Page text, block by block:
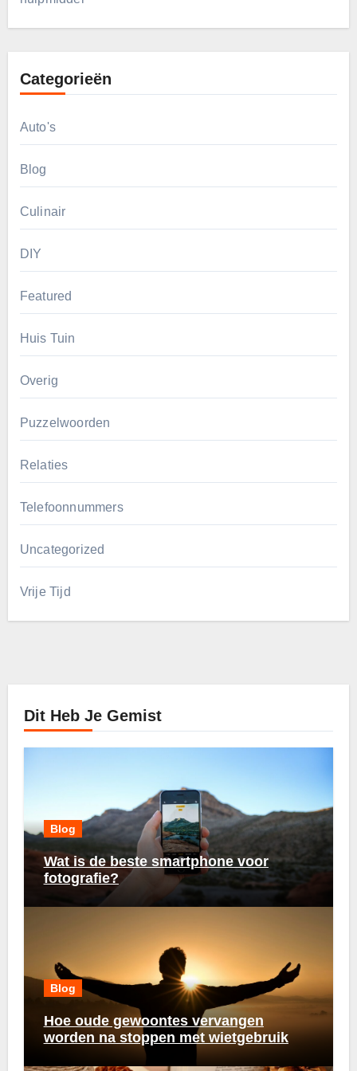
Categorieën
Auto's
Blog
Culinair
DIY
Featured
Huis Tuin
Overig
Puzzelwoorden
Relaties
Telefoonnummers
Uncategorized
Vrije Tijd
Dit Heb Je Gemist
Blog
Wat is de beste smartphone voor
fotografie?
Blog
Hoe oude gewoontes vervangen
worden na stoppen met wietgebruik